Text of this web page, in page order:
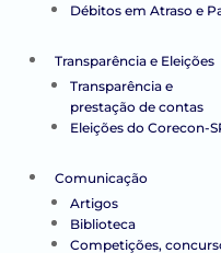
Débitos em Atraso e
Transparência e Eleições
Transparência e
prestação de contas
Eleições do Corecon-
Comunicação
Artigos
Biblioteca
Competições,